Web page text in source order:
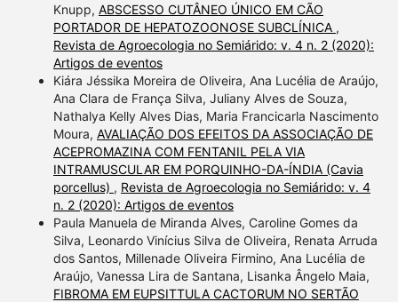
Knupp, ABSCESSO CUTÂNEO ÚNICO EM CÃO
PORTADOR DE HEPATOZOONOSE SUBCLÍNICA ,
Revista de Agroecologia no Semiárido: v. 4 n. 2 (2020):
Artigos de eventos
Kiára Jéssika Moreira de Oliveira, Ana Lucélia de Araújo,
Ana Clara de França Silva, Juliany Alves de Souza,
Nathalya Kelly Alves Dias, Maria Francicarla Nascimento
Moura, AVALIAÇÃO DOS EFEITOS DA ASSOCIAÇÃO DE
ACEPROMAZINA COM FENTANIL PELA VIA
INTRAMUSCULAR EM PORQUINHO-DA-ÍNDIA (Cavia
porcellus) , Revista de Agroecologia no Semiárido: v. 4
n. 2 (2020): Artigos de eventos
Paula Manuela de Miranda Alves, Caroline Gomes da
Silva, Leonardo Vinícius Silva de Oliveira, Renata Arruda
dos Santos, Millenade Oliveira Firmino, Ana Lucélia de
Araújo, Vanessa Lira de Santana, Lisanka Ângelo Maia,
FIBROMA EM EUPSITTULA CACTORUM NO SERTÃO